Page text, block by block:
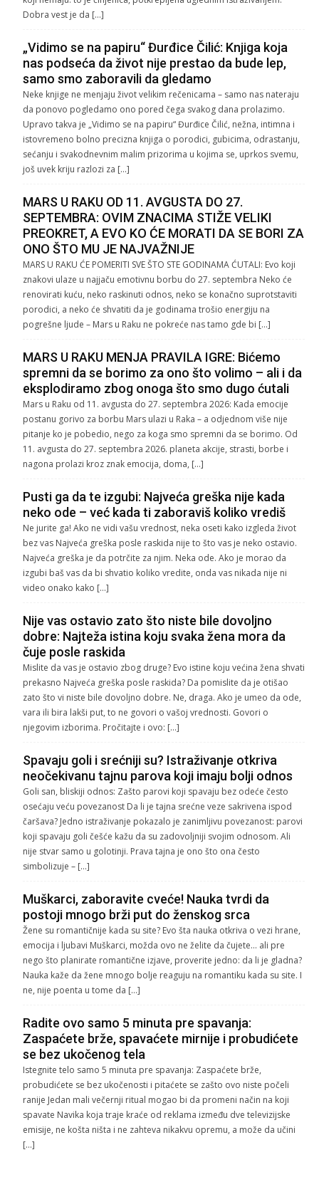
Dobra vest je da […]
„Vidimo se na papiru“ Đurđice Čilić: Knjiga koja
nas podseća da život nije prestao da bude lep,
samo smo zaboravili da gledamo
Neke knjige ne menjaju život velikim rečenicama – samo nas nateraju
da ponovo pogledamo ono pored čega svakog dana prolazimo.
Upravo takva je „Vidimo se na papiru“ Đurđice Čilić, nežna, intimna i
istovremeno bolno precizna knjiga o porodici, gubicima, odrastanju,
sećanju i svakodnevnim malim prizorima u kojima se, uprkos svemu,
još uvek kriju razlozi za […]
MARS U RAKU OD 11. AVGUSTA DO 27.
SEPTEMBRA: OVIM ZNACIMA STIŽE VELIKI
PREOKRET, A EVO KO ĆE MORATI DA SE BORI ZA
ONO ŠTO MU JE NAJVAŽNIJE
MARS U RAKU ĆE POMERITI SVE ŠTO STE GODINAMA ĆUTALI: Evo koji
znakovi ulaze u najjaču emotivnu borbu do 27. septembra Neko će
renovirati kuću, neko raskinuti odnos, neko se konačno suprotstaviti
porodici, a neko će shvatiti da je godinama trošio energiju na
pogrešne ljude – Mars u Raku ne pokreće nas tamo gde bi […]
MARS U RAKU MENJA PRAVILA IGRE: Bićemo
spremni da se borimo za ono što volimo – ali i da
eksplodiramo zbog onoga što smo dugo ćutali
Mars u Raku od 11. avgusta do 27. septembra 2026: Kada emocije
postanu gorivo za borbu Mars ulazi u Raka – a odjednom više nije
pitanje ko je pobedio, nego za koga smo spremni da se borimo. Od
11. avgusta do 27. septembra 2026. planeta akcije, strasti, borbe i
nagona prolazi kroz znak emocija, doma, […]
Pusti ga da te izgubi: Najveća greška nije kada
neko ode – već kada ti zaboraviš koliko vrediš
Ne jurite ga! Ako ne vidi vašu vrednost, neka oseti kako izgleda život
bez vas Najveća greška posle raskida nije to što vas je neko ostavio.
Najveća greška je da potrčite za njim. Neka ode. Ako je morao da
izgubi baš vas da bi shvatio koliko vredite, onda vas nikada nije ni
video onako kako […]
Nije vas ostavio zato što niste bile dovoljno
dobre: Najteža istina koju svaka žena mora da
čuje posle raskida
Mislite da vas je ostavio zbog druge? Evo istine koju većina žena shvati
prekasno Najveća greška posle raskida? Da pomislite da je otišao
zato što vi niste bile dovoljno dobre. Ne, draga. Ako je umeo da ode,
vara ili bira lakši put, to ne govori o vašoj vrednosti. Govori o
njegovim izborima. Pročitajte i ovo: […]
Spavaju goli i srećniji su? Istraživanje otkriva
neočekivanu tajnu parova koji imaju bolji odnos
Goli san, bliskiji odnos: Zašto parovi koji spavaju bez odeće često
osećaju veću povezanost Da li je tajna srećne veze sakrivena ispod
čaršava? Jedno istraživanje pokazalo je zanimljivu povezanost: parovi
koji spavaju goli češće kažu da su zadovoljniji svojim odnosom. Ali
nije stvar samo u golotinji. Prava tajna je ono što ona često
simbolizuje – […]
Muškarci, zaboravite cveće! Nauka tvrdi da
postoji mnogo brži put do ženskog srca
Žene su romantičnije kada su site? Evo šta nauka otkriva o vezi hrane,
emocija i ljubavi Muškarci, možda ovo ne želite da čujete… ali pre
nego što planirate romantične izjave, proverite jedno: da li je gladna?
Nauka kaže da žene mnogo bolje reaguju na romantiku kada su site. I
ne, nije poenta u tome da […]
Radite ovo samo 5 minuta pre spavanja:
Zaspaćete brže, spavaćete mirnije i probudićete
se bez ukočenog tela
Istegnite telo samo 5 minuta pre spavanja: Zaspaćete brže,
probudićete se bez ukočenosti i pitaćete se zašto ovo niste počeli
ranije Jedan mali večernji ritual mogao bi da promeni način na koji
spavate Navika koja traje kraće od reklama između dve televizijske
emisije, ne košta ništa i ne zahteva nikakvu opremu, a može da učini
[…]